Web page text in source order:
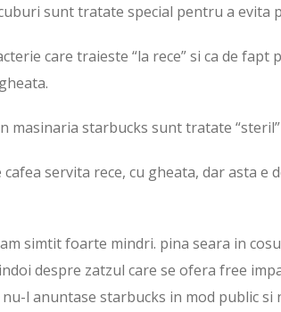
sunt tratate special pentru a evita
care traieste “la rece” si ca de
masinaria starbucks sunt tratate
servita rece, cu gheata, dar asta e
simtit foarte mindri. pina seara in
despre zatzul care se ofera free
l anuntase starbucks in mod public si